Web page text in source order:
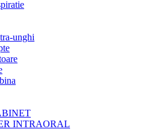
unghi
INTRAORAL